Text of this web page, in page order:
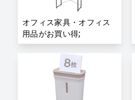
オフィス家具・オフィス
用品がお買い得;